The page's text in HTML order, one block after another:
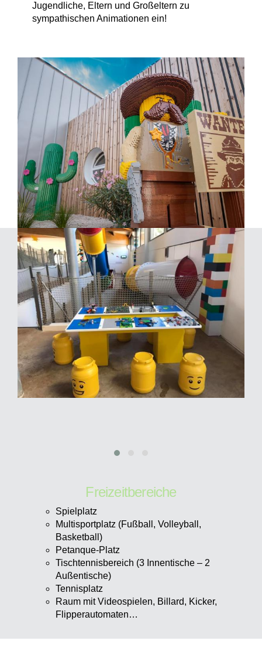
Jugendliche, Eltern und Großeltern zu
sympathischen Animationen ein!
Freizeitbereiche
Spielplatz
Multisportplatz (Fußball, Volleyball,
Basketball)
Petanque-Platz
Tischtennisbereich (3 Innentische – 2
Außentische)
Tennisplatz
Raum mit Videospielen, Billard, Kicker,
Flipperautomaten…